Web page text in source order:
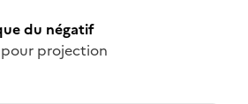
du négatif
projection